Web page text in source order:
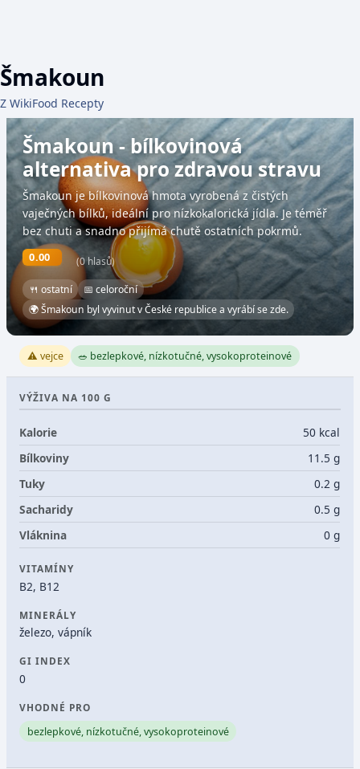
Šmakoun
Z WikiFood Recepty
Šmakoun - bílkovinová
alternativa pro zdravou stravu
Šmakoun je bílkovinová hmota vyrobená z čistých
vaječných bílků, ideální pro nízkokalorická jídla. Je téměř
bez chuti a snadno přijímá chutě ostatních pokrmů.
0.00 (0 hlasů)
🍴 ostatní
📅 celoroční
🌍 Šmakoun byl vyvinut v České republice a vyrábí se zde.
⚠️ vejce 🥗 bezlepkové, nízkotučné, vysokoproteinové
VÝŽIVA NA 100 G
Kalorie
50 kcal
Bílkoviny
11.5 g
Tuky
0.2 g
Sacharidy
0.5 g
Vláknina
0 g
VITAMÍNY
B2, B12
MINERÁLY
železo, vápník
GI INDEX
0
VHODNÉ PRO
bezlepkové, nízkotučné, vysokoproteinové